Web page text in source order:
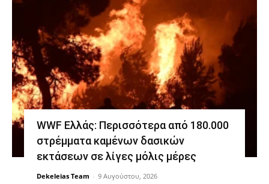
WWF Ελλάς: Περισσότερα από 180.000
στρέμματα καμένων δασικών
εκτάσεων σε λίγες μόλις μέρες
Dekeleias Team - 9 Αυγούστου, 2026